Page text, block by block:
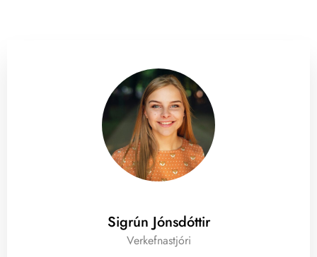
Sigrún Jónsdóttir
Verkefnastjóri